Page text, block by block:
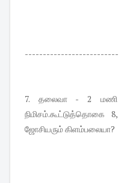
--------------------------
7. தலைவா - 2 மணி
நிமிசம்.கூட்டுத்தொகை
ஜோசியரும் கிளம்பலையா?